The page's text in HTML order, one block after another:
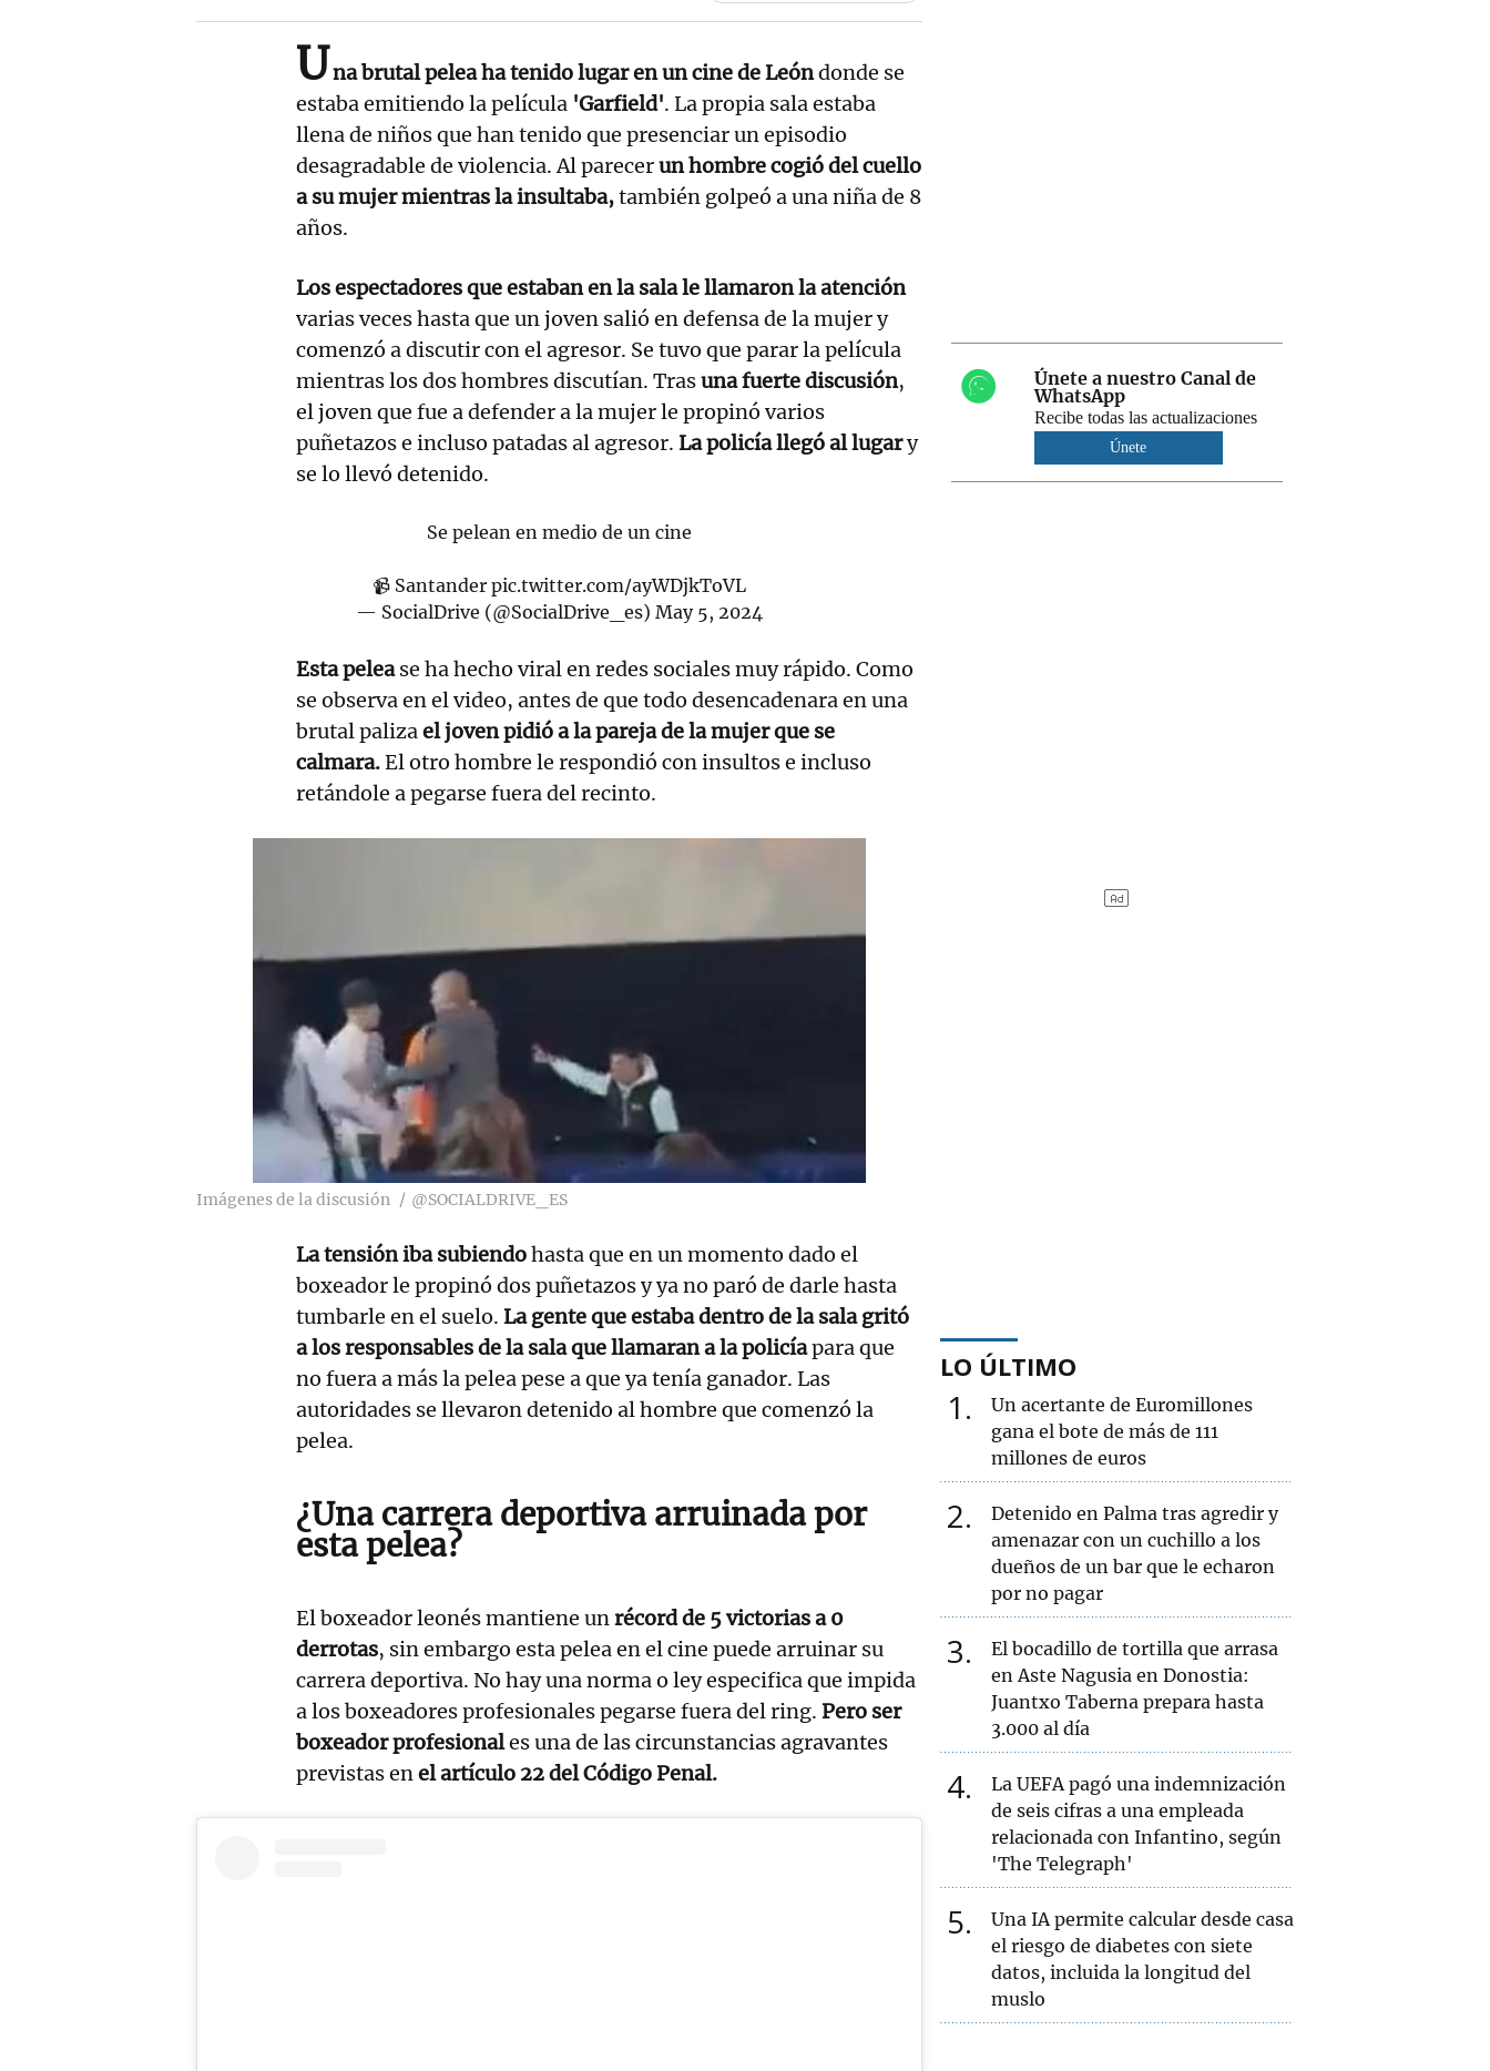
Una brutal pelea ha tenido lugar en un cine de Leóndonde se
estaba emitiendo la película 'Garfield'. La propia sala estaba
llena de niños que han tenido que presenciar un episodio
desagradable de violencia. Al parecerun hombre cogió del cuello
a su mujer mientras la insultaba,también golpeó a una niña de 8
años.
Los espectadores que estaban en la sala le llamaron la atención
varias veces hasta que un joven salió en defensa de la mujer y
comenzó a discutir con el agresor. Se tuvo que parar la película
mientras los dos hombres discutían. Trasuna fuerte discusión,
el joven que fue a defender a la mujer le propinó varios
puñetazos e incluso patadas al agresor. La policía llegó al lugary
se lo llevó detenido.
Se pelean en medio de un cine
📹 Santander pic.twitter.com/ayWDjkToVL
— SocialDrive (@SocialDrive_es) May 5, 2024
Esta pelease ha hecho viral en redes sociales muy rápido. Como
se observa en el video, antes de que todo desencadenara en una
brutal palizael joven pidió a la pareja de la mujer que se
calmara.El otro hombre le respondió con insultos e incluso
retándole a pegarse fuera del recinto.
Imágenes de la discusión @SOCIALDRIVE_ES
La tensión iba subiendohasta que en un momento dado el
boxeador le propinó dos puñetazos y ya no paró de darle hasta
tumbarle en el suelo. La gente que estaba dentro de la sala gritó
a los responsables de la sala que llamaran a la policíapara que
no fuera a más la pelea pese a que ya tenía ganador. Las
autoridades se llevaron detenido al hombre que comenzó la
pelea.
¿Una carrera deportiva arruinada por
esta pelea?
El boxeador leonés mantiene unrécord de 5 victorias a 0
derrotas, sin embargo esta pelea en el cine puede arruinar su
carrera deportiva. No hay una norma o ley especifica que impida
a los boxeadores profesionales pegarse fuera del ring. Pero ser
boxeador profesionales una de las circunstancias agravantes
previstas enel artículo 22 del Código Penal.
Únete a nuestro Canal de
WhatsApp
Recibe todas las actualizaciones
Únete
LO ÚLTIMO
1
Un acertante de Euromillones
gana el bote de más de 111
millones de euros
2
Detenido en Palma tras agredir y
amenazar con un cuchillo a los
dueños de un bar que le echaron
por no pagar
3
El bocadillo de tortilla que arrasa
en Aste Nagusia en Donostia:
Juantxo Taberna prepara hasta
3.000 al día
4
La UEFA pagó una indemnización
de seis cifras a una empleada
relacionada con Infantino, según
'The Telegraph'
5
Una IA permite calcular desde casa
el riesgo de diabetes con siete
datos, incluida la longitud del
muslo